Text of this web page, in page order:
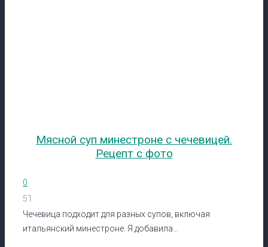
Мясной суп минестроне с чечевицей.
Рецепт с фото
0
51
Чечевица подходит для разных супов, включая
итальянский минестроне. Я добавила…